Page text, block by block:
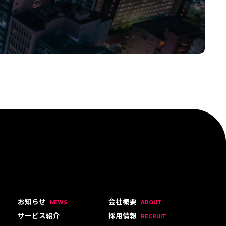
お知らせ NEWS 会社概要 ABOUT
サービス紹介 採用情報 RECRUIT